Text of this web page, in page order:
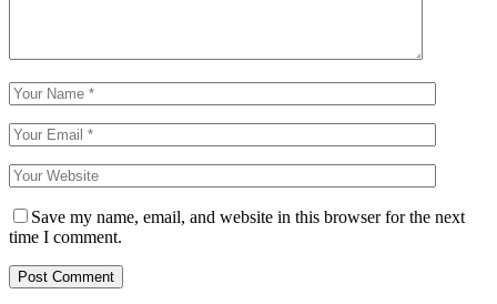
Save my name, email, and website in this browser for the next
time I comment.